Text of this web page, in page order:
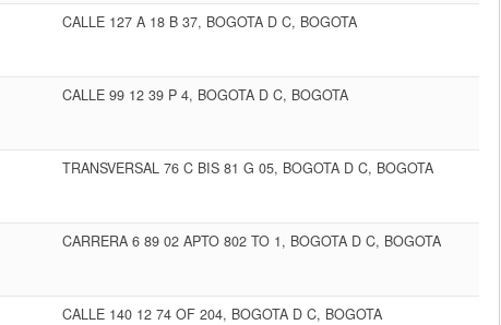
CALLE 127 A 18 B 37, BOGOTA D C, BOGOTA
CALLE 99 12 39 P 4, BOGOTA D C, BOGOTA
TRANSVERSAL 76 C BIS 81 G 05, BOGOTA D C, BOGOTA
CARRERA 6 89 02 APTO 802 TO 1, BOGOTA D C, BOGOTA
CALLE 140 12 74 OF 204, BOGOTA D C, BOGOTA